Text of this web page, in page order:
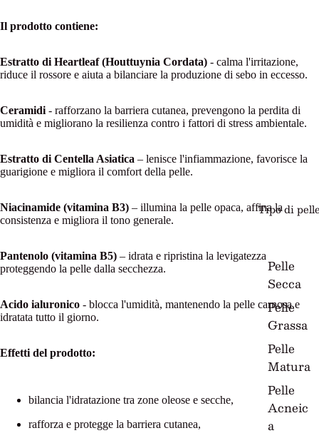
Tipo di
Pelle
Secca
Pelle
Grassa
Pelle
Matura
Pelle
Acneic
a
Il prodotto contiene:
Estratto di Heartleaf (Houttuynia Cordata) - calma l'irritazione,
riduce il rossore e aiuta a bilanciare la produzione di sebo in eccesso.
Ceramidi - rafforzano la barriera cutanea, prevengono la perdita di
umidità e migliorano la resilienza contro i fattori di stress ambientale.
Estratto di Centella Asiatica – lenisce l'infiammazione, favorisce la
guarigione e migliora il comfort della pelle.
Niacinamide (vitamina B3) – illumina la pelle opaca, affina la
consistenza e migliora il tono generale.
Pantenolo (vitamina B5) – idrata e ripristina la levigatezza
proteggendo la pelle dalla secchezza.
Acido ialuronico - blocca l'umidità, mantenendo la pelle carnosa e
idratata tutto il giorno.
Effetti del prodotto:
bilancia l'idratazione tra zone oleose e secche,
rafforza e protegge la barriera cutanea,